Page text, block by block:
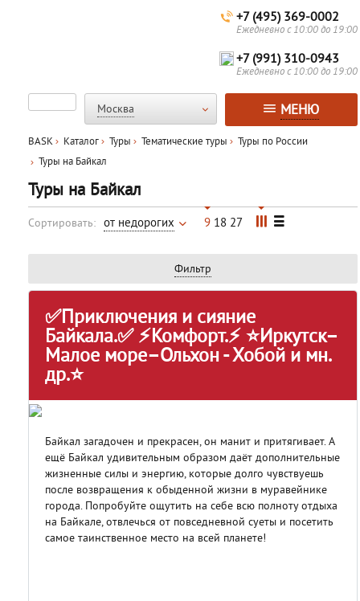
+7 (495) 369-0002
Ежедневно с 10:00 до 19:00
+7 (991) 310-0943
Ежедневно с 10:00 до 19:00
Москва МЕНЮ
BASK Каталог Туры Тематические туры
Туры по России
Туры на Байкал
Туры на Байкал
Сортировать: от недорогих 9 18 27
Фильтр
✅Приключения и сияние
Байкала.✅ ⚡Комфорт.⚡ ⭐Иркутск–
Малое море–Ольхон - Хобой и мн.
др.⭐
Байкал загадочен и прекрасен, он манит и притягивает. А
ещё Байкал удивительным образом даёт дополнительные
жизненные силы и энергию, которые долго чувствуешь
после возвращения к обыденной жизни в муравейнике
города. Попробуйте ощутить на себе всю полноту отдыха
на Байкале, отвлечься от повседневной суеты и посетить
самое таинственное место на всей планете!